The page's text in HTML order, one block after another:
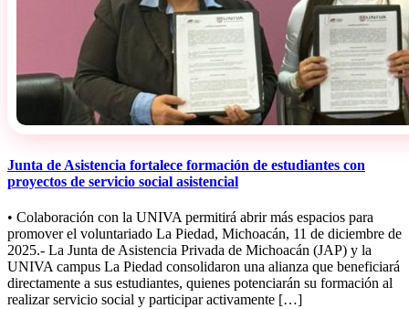
Junta de Asistencia fortalece formación de estudiantes con
proyectos de servicio social asistencial
• Colaboración con la UNIVA permitirá abrir más espacios para
promover el voluntariado La Piedad, Michoacán, 11 de diciembre de
2025.- La Junta de Asistencia Privada de Michoacán (JAP) y la
UNIVA campus La Piedad consolidaron una alianza que beneficiará
directamente a sus estudiantes, quienes potenciarán su formación al
realizar servicio social y participar activamente […]